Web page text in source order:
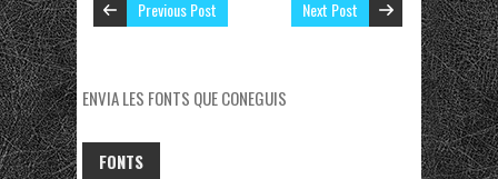
Previous Post Next Post
ENVIA LES FONTS QUE CONEGUIS
FONTS